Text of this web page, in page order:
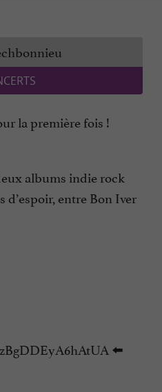
la première fois !
albums indie rock
entre Bon Iver
⬅️